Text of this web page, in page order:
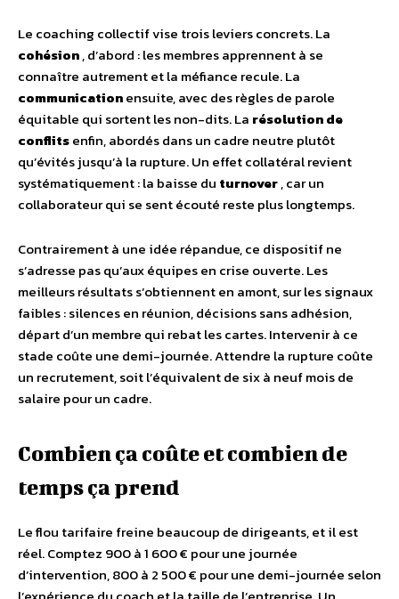
Le coaching collectif vise trois leviers concrets. La
cohésion, d’abord : les membres apprennent à se
connaître autrement et la méfiance recule. La
communicationensuite, avec des règles de parole
équitable qui sortent les non-dits. La résolution de
conflitsenfin, abordés dans un cadre neutre plutôt
qu’évités jusqu’à la rupture. Un effet collatéral revient
systématiquement : la baisse du turnover, car un
collaborateur qui se sent écouté reste plus longtemps.
Contrairement à une idée répandue, ce dispositif ne
s’adresse pas qu’aux équipes en crise ouverte. Les
meilleurs résultats s’obtiennent en amont, sur les signaux
faibles : silences en réunion, décisions sans adhésion,
départ d’un membre qui rebat les cartes. Intervenir à ce
stade coûte une demi-journée. Attendre la rupture coûte
un recrutement, soit l’équivalent de six à neuf mois de
salaire pour un cadre.
Combien ça coûte et combien de
temps ça prend
Le flou tarifaire freine beaucoup de dirigeants, et il est
réel. Comptez 900 à 1 600 € pour une journée
d’intervention, 800 à 2 500 € pour une demi-journée selon